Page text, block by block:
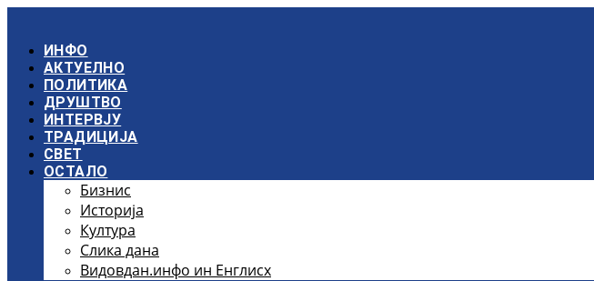
садржајИНФО
АКТУЕЛНО
ПОЛИТИКА
ДРУШТВО
ИНТЕРВЈУ
ТРАДИЦИЈА
СВЕТ
ОСТАЛО
Бизнис
Историја
Култура
Слика дана
Видовдан.инфо ин Енглисх